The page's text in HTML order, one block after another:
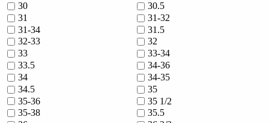
30
30.5
31
31-32
31-34
31.5
32-33
32
33
33-34
33.5
34-36
34
34-35
34.5
35
35-36
35 1/2
35-38
35.5